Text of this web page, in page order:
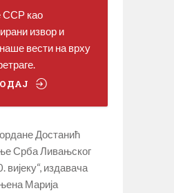
ССР као
извор и
вести на врху
Достанић
Срба Ливањског
издавача
Марија